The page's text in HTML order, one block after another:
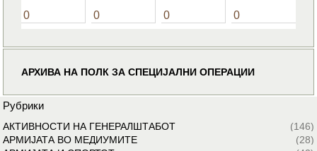
0 0 0 0
АРХИВА НА ПОЛК ЗА СПЕЦИЈАЛНИ ОПЕРАЦИИ
Рубрики
АКТИВНОСТИ НА ГЕНЕРАЛШТАБОТ
(146)
АРМИЈАТА ВО МЕДИУМИТЕ
(28)